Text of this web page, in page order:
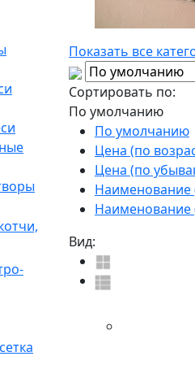
Показать все
Сортировать по:
По умолчанию
По умолчанию
Цена (по
Цена (по
Наименование
Наименование
Вид: